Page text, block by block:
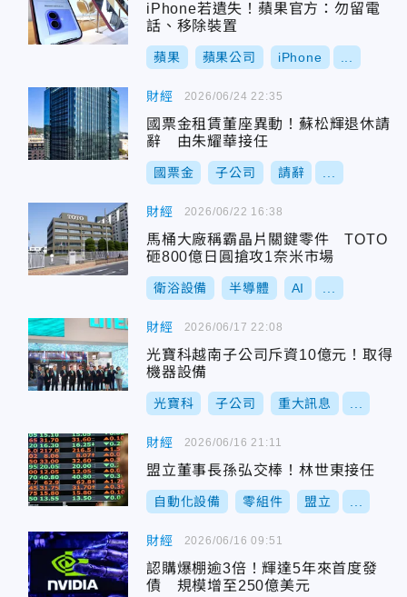
iPhone若遺失！蘋果官方：勿留電
話、移除裝置
蘋果 蘋果公司 iPhone
財經
國票金租賃董座異動！蘇松輝退休請
辭 由朱耀華接任
國票金 子公司 請辭
2026/06/24 22:35
財經
馬桶大廠稱霸晶片關鍵零件 TOTO
砸800億日圓搶攻1奈米市場
衛浴設備 半導體 AI
2026/06/22 16:38
財經
光寶科越南子公司斥資10億元！取得
機器設備
光寶科 子公司 重大訊息
2026/06/17 22:08
財經
盟立董事長孫弘交棒！林世東接任
自動化設備 零組件 盟立
2026/06/16 21:11
財經
認購爆棚逾3倍！輝達5年來首度發
債 規模增至250億美元
2026/06/16 09:51